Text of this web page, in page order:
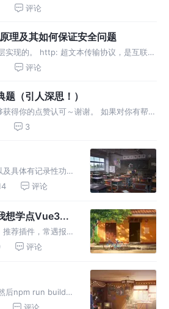
读写二进制数据。这个对象可以看作内存
对象读写。它通常用来读写文件…
评论
理及其如何保证安全问题
实现的。 http: 超文本传输协议，是互联网
议，是一个客户端和服务器端请求和应答
效，使网络传输减少。 https: 是以安全
评论
（引人深思！）
得你的点赞认可～谢谢。 如果对你有帮
可～谢谢。 如果对你有帮助，希望能够获
3
具体有记录性功能
组件，推荐产品组
评论
想学点Vue3...
荐插件，常遇报
composition-Api
评论
后npm run build能
里面已经自动配